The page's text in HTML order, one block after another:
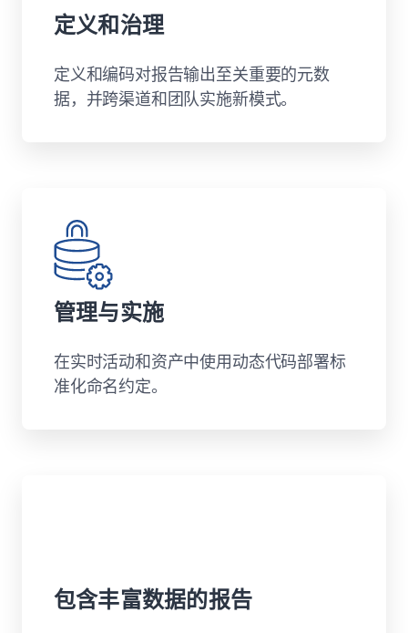
定义和治理
定义和编码对报告输出至关重要的元数
据，并跨渠道和团队实施新模式。
管理与实施
在实时活动和资产中使用动态代码部署标
准化命名约定。
包含丰富数据的报告